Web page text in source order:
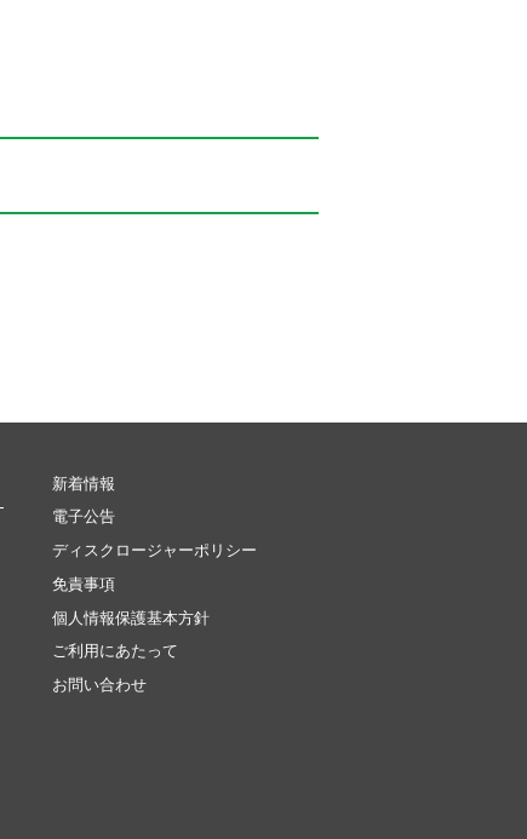
新着情報
電子公告
ディスクロージャーポリシー
免責事項
個人情報保護基本方針
ご利用にあたって
お問い合わせ